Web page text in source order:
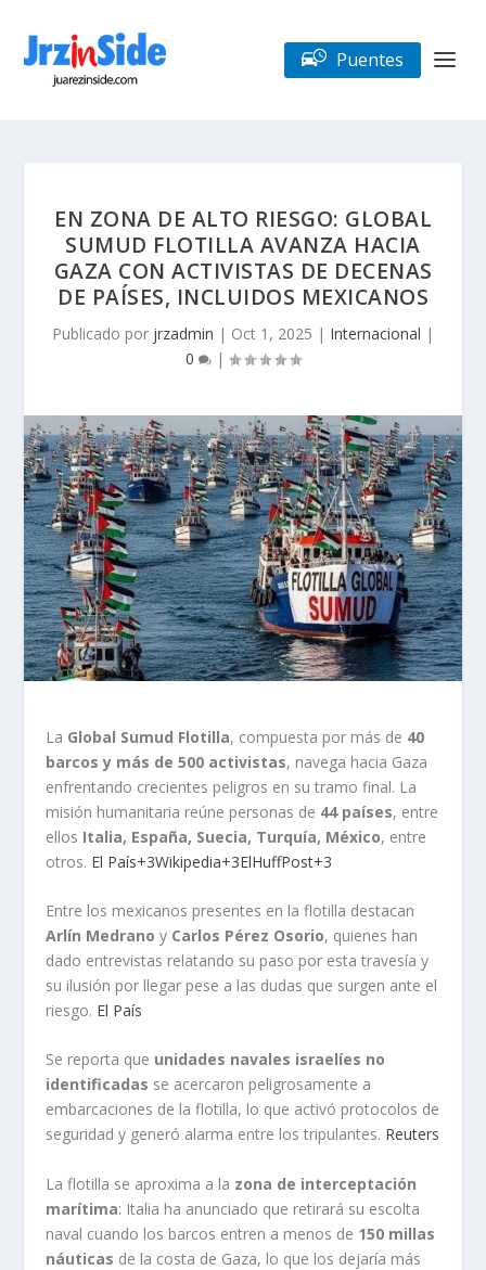
Puentes
EN ZONA DE ALTO RIESGO: GLOBAL
SUMUD FLOTILLA AVANZA HACIA
GAZA CON ACTIVISTAS DE DECENAS
DE PAÍSES, INCLUIDOS MEXICANOS
Publicado por jrzadmin | Oct 1, 2025 | Internacional |
0
|
La Global Sumud Flotilla, compuesta por más de 40
barcos y más de 500 activistas, navega hacia Gaza
enfrentando crecientes peligros en su tramo final. La
misión humanitaria reúne personas de 44 países, entre
ellos Italia, España, Suecia, Turquía, México, entre
otros. El País+3Wikipedia+3ElHuffPost+3
Entre los mexicanos presentes en la flotilla destacan
Arlín Medrano y Carlos Pérez Osorio, quienes han
dado entrevistas relatando su paso por esta travesía y
su ilusión por llegar pese a las dudas que surgen ante el
riesgo. El País
Se reporta que unidades navales israelíes no
identificadas se acercaron peligrosamente a
embarcaciones de la flotilla, lo que activó protocolos de
seguridad y generó alarma entre los tripulantes. Reuters
La flotilla se aproxima a la zona de interceptación
marítima: Italia ha anunciado que retirará su escolta
naval cuando los barcos entren a menos de 150 millas
náuticas de la costa de Gaza, lo que los dejaría más